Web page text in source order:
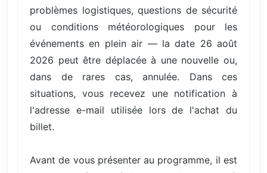
problèmes logistiques, questions de sécurité
ou conditions météorologiques pour les
événements en plein air — la date 26 août
2026 peut être déplacée à une nouvelle ou,
dans de rares cas, annulée. Dans ces
situations, vous recevez une notification à
l'adresse e-mail utilisée lors de l'achat du
billet.
Avant de vous présenter au programme, il est